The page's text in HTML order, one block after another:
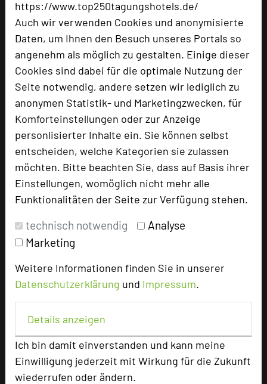
https://www.top250tagungshotels.de/
Auch wir verwenden Cookies und anonymisierte
Daten, um Ihnen den Besuch unseres Portals so
angenehm als möglich zu gestalten. Einige dieser
Cookies sind dabei für die optimale Nutzung der
Seite notwendig, andere setzen wir lediglich zu
anonymen Statistik- und Marketingzwecken, für
Komforteinstellungen oder zur Anzeige
personlisierter Inhalte ein. Sie können selbst
entscheiden, welche Kategorien sie zulassen
möchten. Bitte beachten Sie, dass auf Basis ihrer
Einstellungen, womöglich nicht mehr alle
Funktionalitäten der Seite zur Verfügung stehen.
technisch notwendig
Analyse
Marketing
Weitere Informationen finden Sie in unserer
Datenschutzerklärung und Impressum.
Details anzeigen
Ich bin damit einverstanden und kann meine
Einwilligung jederzeit mit Wirkung für die Zukunft
wiederrufen oder ändern.
Informationen an unter info@baerenmuehle.de
Weitere Informationen finden Sie auch unter:
www.baerenmuehle.de
URL:https://www.baerenmuehle.de
Landhaus Bärenmühle
Zufahrt über Lengeltalstraße
+49 6455 75904-0
language Homepage
zur Tagungsanfrage hinzufügen